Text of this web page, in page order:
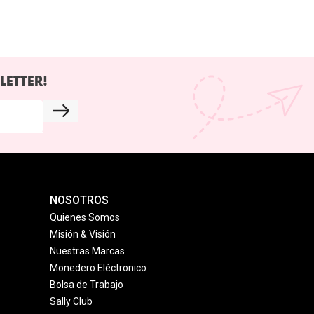
NOSOTROS
Quienes Somos
Misión & Visión
Nuestras Marcas
Monedero Eléctronico
Bolsa de Trabajo
Sally Club